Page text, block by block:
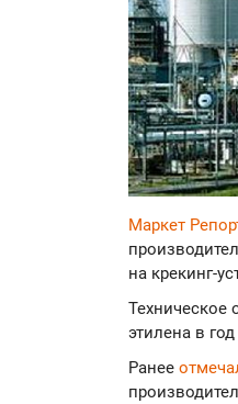
Маркет
на крекинг-
Техническое
этилена в
Ранее